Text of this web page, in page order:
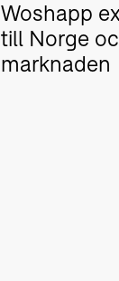
Woshapp
till Norge
marknaden